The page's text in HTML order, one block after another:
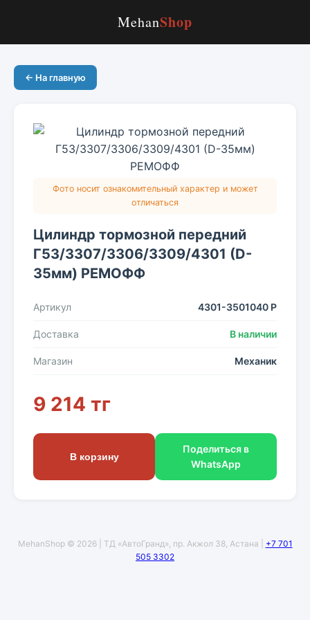
MehanShop
← На главную
Фото носит ознакомительный характер и может
отличаться
Цилиндр тормозной передний
Г53/3307/3306/3309/4301 (D-
35мм) РЕМОФФ
Артикул 4301-3501040 Р
Доставка В наличии
Магазин Механик
9 214 тг
В корзину
Поделиться в
WhatsApp
MehanShop © 2026 | ТД «АвтоГранд», пр. Акжол 38, Астана | +7 701
505 3302